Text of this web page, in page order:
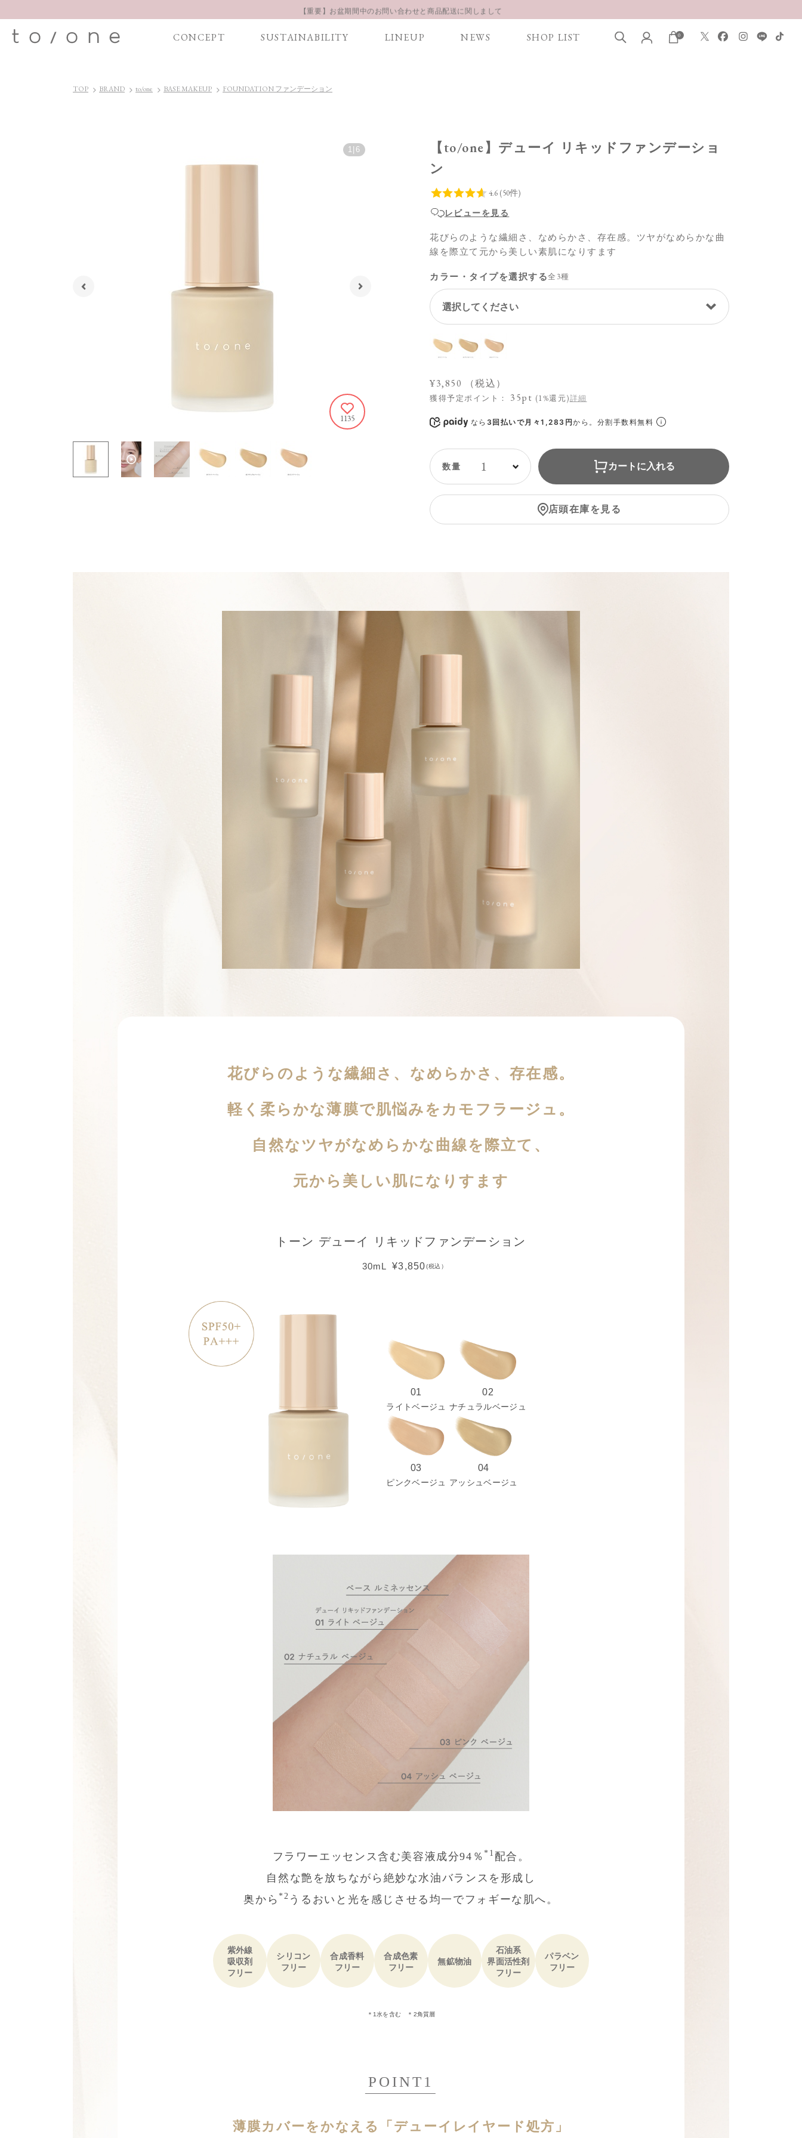
【重要】お盆期間中のお問い合わせと商品配送に関しまして
CONCEPT SUSTAINABILITY LINEUP NEWS SHOP LIST 0
TOP BRAND to/one BASE MAKEUP FOUNDATION ファンデーション
1 6
1135
【to/one】デューイ リキッドファンデーショ
ン
レビューを見る
花びらのような繊細さ、なめらかさ、存在感。ツヤがなめらかな曲
線を際立て元から美しい素肌になりすます
カラー・タイプを選択する全3種
¥3,850 （税込）
獲得予定ポイント： 35pt (1%還元)詳細
なら 3回払いで月々1,283円から。分割手数料無料
1 カートに入れる
店頭在庫を見る
花びらのような繊細さ、 なめらかさ、存在感。
軽く柔らかな薄膜で肌悩みを カモフラージュ。
自然なツヤがなめらかな曲線を際立て、
元から美しい肌になりすます
トーン デューイ リキッドファンデーション
30mL ¥3,850 (税込）
01
ライトベージュ
02
ナチュラルベージュ
03
ピンクベージュ
04
アッシュベージュ
フラワーエッセンス含む美容液成分94％ *1 配合。
自然な艶を放ちながら絶妙な水油バランスを 形成し
奥から *2 うるおいと光を感じさせる 均一でフォギーな肌へ。
紫外線
吸収剤
フリー
シリコン
フリー
合成香料
フリー
合成色素
フリー
無鉱物油
石油系
界面活性剤
フリー
パラベン
フリー
＊1水を含む ＊2角質層
POINT1
薄膜カバーをかなえる 「デューイレイヤード処方」